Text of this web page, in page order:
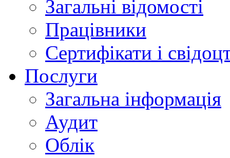
Загальні відомості
Працівники
Сертифікати і
Послуги
Загальна інформація
Аудит
Облік